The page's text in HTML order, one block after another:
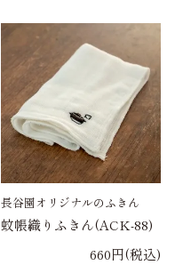
長谷園オリジナルのふきん
蚊帳織りふきん(ACK-88)
660円(税込)